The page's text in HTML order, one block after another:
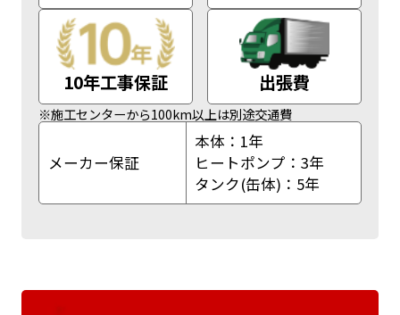
10年工事保証 出張費
※施工センターから100km以上は別途交通費
メーカー保証
本体：1年
ヒートポンプ：3年
タンク(缶体)：5年